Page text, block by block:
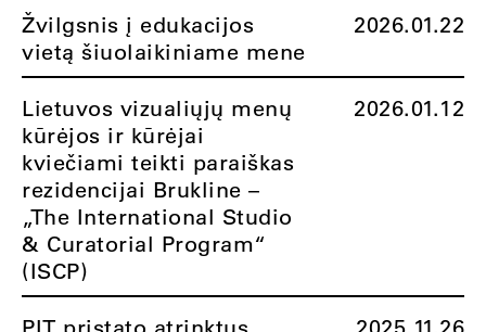
Žvilgsnis į edukacijos
vietą šiuolaikiniame mene
2026.01.22
Lietuvos vizualiųjų menų
kūrėjos ir kūrėjai
kviečiami teikti paraiškas
rezidencijai Brukline –
„The International Studio
& Curatorial Program“
(ISCP)
2026.01.12